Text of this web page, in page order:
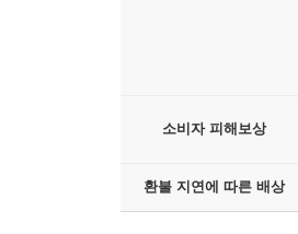
소비자 피해보상
환불 지연에 따른 배상